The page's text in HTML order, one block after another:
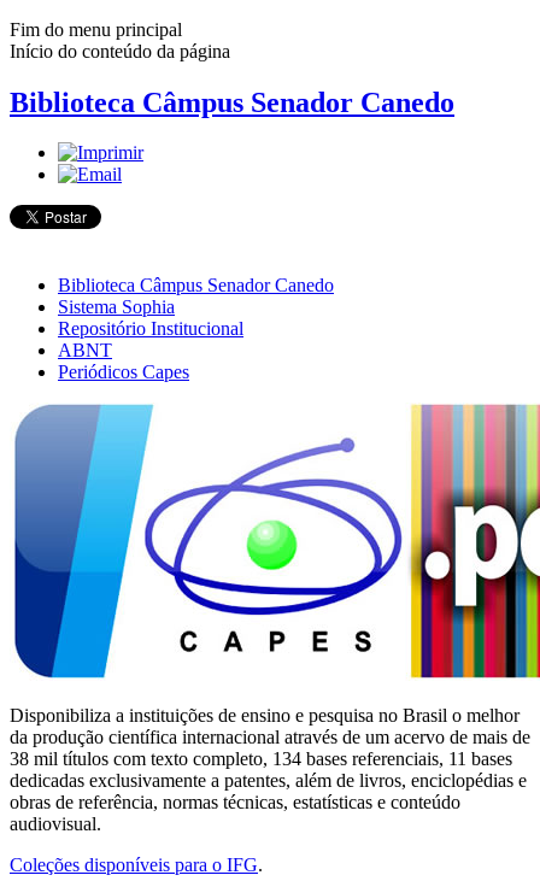
Fim do menu principal
Início do conteúdo da página
Biblioteca Câmpus Senador Canedo
Biblioteca Câmpus Senador Canedo
Sistema Sophia
Repositório Institucional
ABNT
Periódicos Capes
Disponibiliza a instituições de ensino e pesquisa no Brasil o melhor
da produção científica internacional através de um acervo de mais de
38 mil títulos com texto completo, 134 bases referenciais, 11 bases
dedicadas exclusivamente a patentes, além de livros, enciclopédias e
obras de referência, normas técnicas, estatísticas e conteúdo
audiovisual.
Coleções disponíveis para o IFG.